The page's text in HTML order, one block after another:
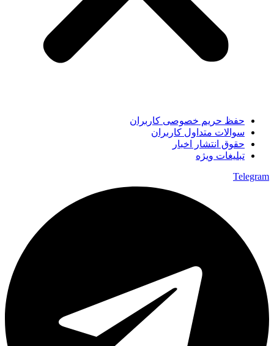
حفظ حریم خصوصی کاربران
سوالات متداول کاربران
حقوق انتشار اخبار
تبلیغات ویژه
Telegram